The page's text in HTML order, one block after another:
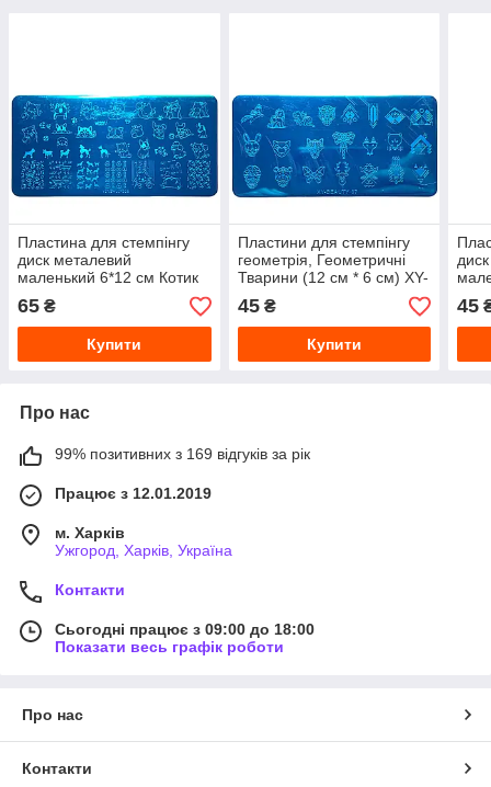
Пластина для стемпінгу
диск металевий
маленький 6*12 см Котик
Собачка Yinghui-006
65 ₴
Купити
Пластини для стемпінгу
геометрія, Геометричні
Тварини (12 см * 6 см) XY-
BEAUTY 07
45₴
Купити
45
Про нас
99% позитивних з 169 відгуків за рік
Працює з 12.01.2019
м. Харків
Ужгород, Харків, Україна
Контакти
Сьогодні працює з 09:00 до 18:00
Показати весь графік роботи
Про нас
Контакти